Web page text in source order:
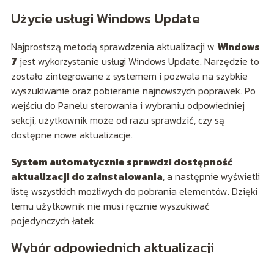
Użycie usługi Windows Update
Najprostszą metodą sprawdzenia aktualizacji w Windows
7 jest wykorzystanie usługi Windows Update. Narzędzie to
zostało zintegrowane z systemem i pozwala na szybkie
wyszukiwanie oraz pobieranie najnowszych poprawek. Po
wejściu do Panelu sterowania i wybraniu odpowiedniej
sekcji, użytkownik może od razu sprawdzić, czy są
dostępne nowe aktualizacje.
System automatycznie sprawdzi dostępność
aktualizacji do zainstalowania, a następnie wyświetli
listę wszystkich możliwych do pobrania elementów. Dzięki
temu użytkownik nie musi ręcznie wyszukiwać
pojedynczych łatek.
Wybór odpowiednich aktualizacji